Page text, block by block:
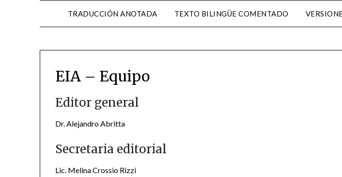
TRADUCCIÓN ANOTADA TEXTO BILINGÜE COMENTADO
EIA – Equipo
Editor general
Dr. Alejandro Abritta
Secretaria editorial
Lic. Melina Crossio Rizzi